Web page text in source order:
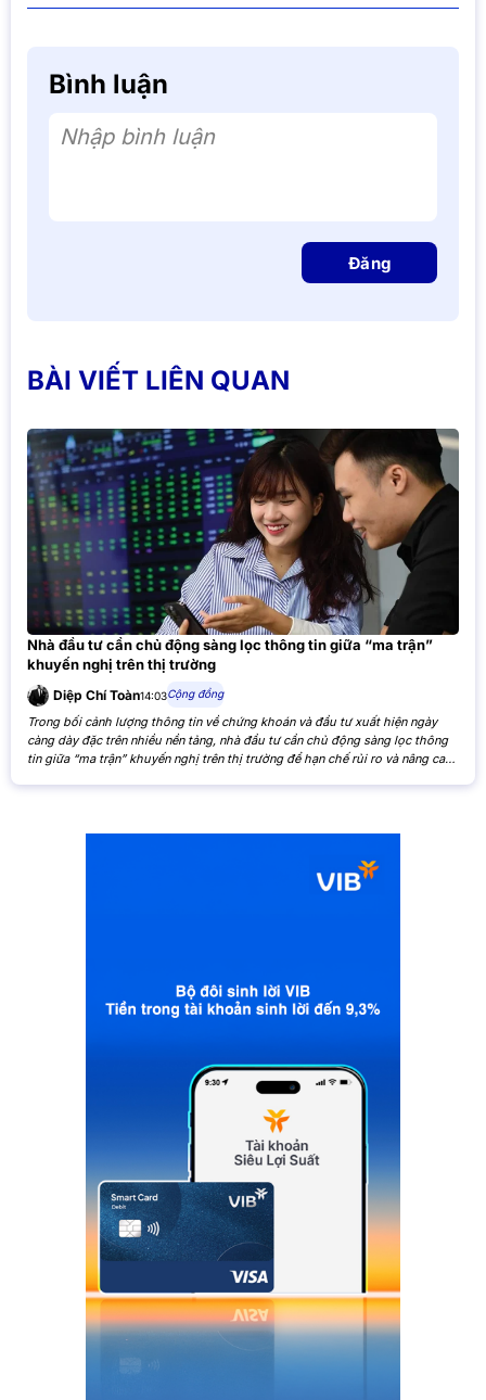
Bình luận
Nhập bình luận
Đăng
BÀI VIẾT LIÊN QUAN
Nhà đầu tư cần chủ động sàng lọc thông tin giữa “ma trận”
khuyến nghị trên thị trường
Diệp Chí Toàn14:03Cộng đồng
Trong bối cảnh lượng thông tin về chứng khoán và đầu tư xuất hiện ngày
càng dày đặc trên nhiều nền tảng, nhà đầu tư cần chủ động sàng lọc thông
tin giữa “ma trận” khuyến nghị trên thị trường để hạn chế rủi ro và nâng cao